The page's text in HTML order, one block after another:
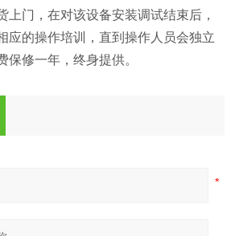
上门，在对该设备安装调试结束后，
应的操作培训，直到操作人员会独立
保修一年，终身提供。